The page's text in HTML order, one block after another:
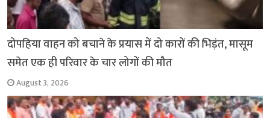
दोपहिया वाहन को बचाने के प्रयास में दो कारों की भिड़ंत, मासूम
समेत एक ही परिवार के चार लोगों की मौत
August 3, 2026